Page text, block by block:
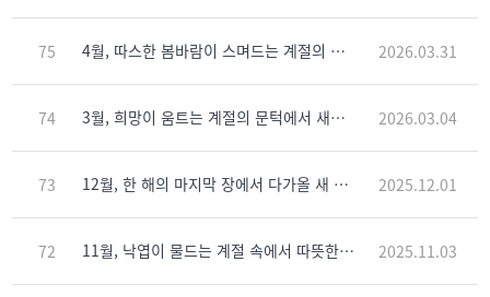
75 4월, 따스한 봄바람이 스며드는 계절의 길목에서 새로운 시작의 이야기를 인증전시회와 함께 2026.03.31
74 3월, 희망이 움트는 계절의 문턱에서 새로운 이야기를 인증전시회와 함께 펼쳐보세요. 2026.03.04
73 12월, 한 해의 마지막 장에서 다가올 새 이야기를 전시회와 함께 펼쳐보세요! 2025.12.01
72 11월, 낙엽이 물드는 계절 속에서 따뜻한 차 한 잔과 함께 전시회의 여유를 즐겨보세요! 2025.11.03